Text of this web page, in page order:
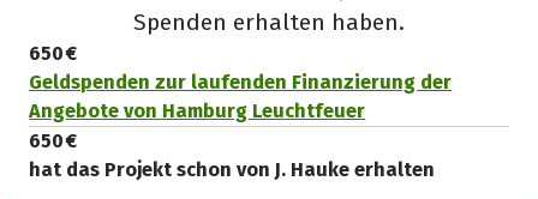
Spenden erhalten haben.
650 €
Geldspenden zur laufenden Finanzierung der
Angebote von Hamburg Leuchtfeuer
650 €
hat das Projekt schon von J. Hauke erhalten